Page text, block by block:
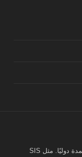
جهات منح الأيزو في الكويت تضم مؤسسات معتمدة دوليًا. مثل SIS